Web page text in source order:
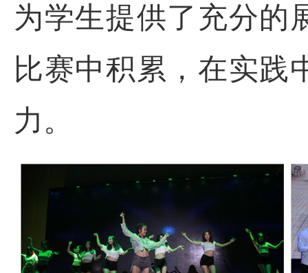
为学生提供了充分的
比赛中积累，在实践
力。